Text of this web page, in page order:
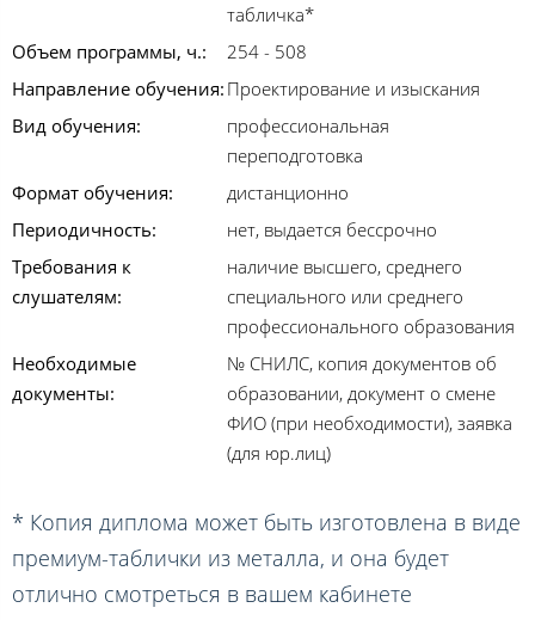
табличка*
Объем программы, ч.:
254 - 508
Направление обучения: Проектирование и изыскания
Вид обучения:
профессиональная
переподготовка
Формат обучения:
дистанционно
Периодичность:
нет, выдается бессрочно
Требования к
слушателям:
наличие высшего, среднего
специального или среднего
профессионального образования
Необходимые
документы:
№ СНИЛС, копия документов об
образовании, документ о смене
ФИО (при необходимости), заявка
(для юр.лиц)
* Копия диплома может быть изготовлена в виде
премиум-таблички из металла, и она будет
отлично смотреться в вашем кабинете